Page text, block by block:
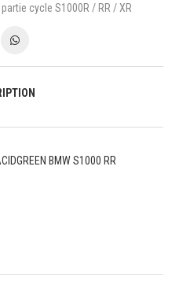
cycle S1000R / RR / XR
BMW S1000 RR